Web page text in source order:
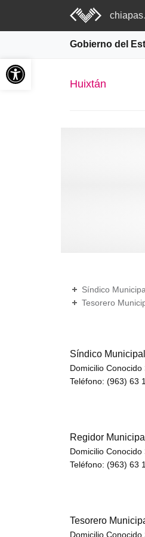
chiapas
Gobierno del
Abrir barra de
Huixtán
Síndico
Tesorero
Síndico Municipal
Domicilio Conocido
Teléfono: (963) 63
Regidor Municipal
Domicilio Conocido
Teléfono: (963) 63
Tesorero
Domicilio Conocido